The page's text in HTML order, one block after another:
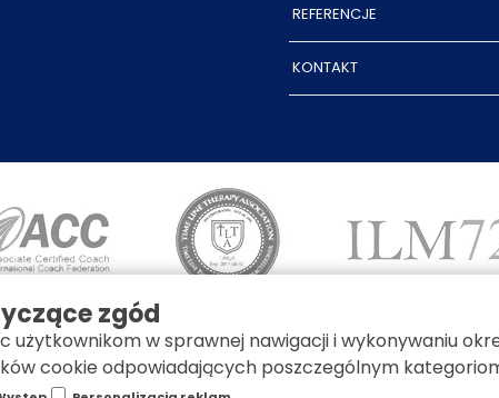
REFERENCJE
KONTAKT
POLITYKA PRYWATNOŚCI REGULAMIN SZKOLEŃ
zgód
w sprawnej nawigacji i wykonywaniu
cookie odpowiadających poszczególnym